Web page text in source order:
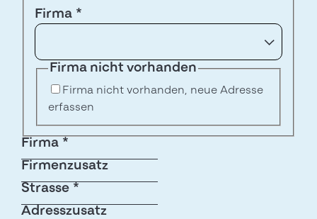
Firma *
Firma nicht vorhanden
Firma nicht vorhanden, neue Adresse
erfassen
Firma *
Firmenzusatz
Strasse *
Adresszusatz